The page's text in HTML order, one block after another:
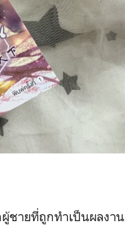
ชายที่ถูกทำเป็นผลงาน